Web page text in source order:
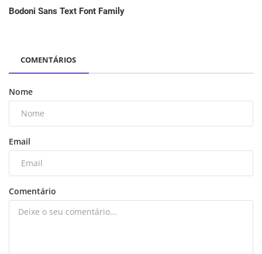
Bodoni Sans Text Font Family
COMENTÁRIOS
Nome
Email
Comentário